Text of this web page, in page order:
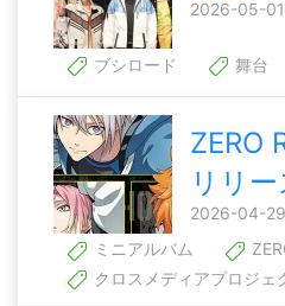
2026-05-
ブシロード 舞台
ZERO
リリー
2026-04-
ミニアルバム
クロスメディアプロジェ